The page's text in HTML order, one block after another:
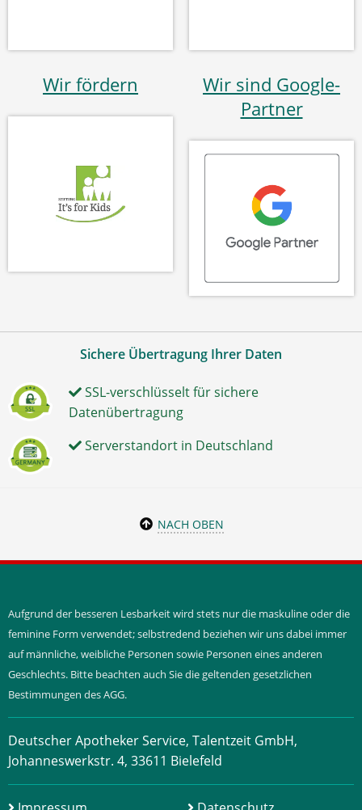
Wir fördern
Wir sind Google-
Partner
Sichere Übertragung Ihrer Daten
SSL-verschlüsselt für sichere
Datenübertragung
Serverstandort in Deutschland
NACH OBEN
Aufgrund der besseren Lesbarkeit wird stets nur die maskuline oder die
feminine Form verwendet; selbstredend beziehen wir uns dabei immer
auf männliche, weibliche Personen sowie Personen eines anderen
Geschlechts. Bitte beachten auch Sie die geltenden gesetzlichen
Bestimmungen des AGG.
Deutscher Apotheker Service, Talentzeit GmbH,
Johanneswerkstr. 4, 33611 Bielefeld